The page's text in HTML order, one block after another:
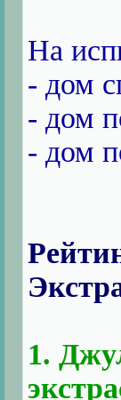
На
- дом
- дом
- дом
1.